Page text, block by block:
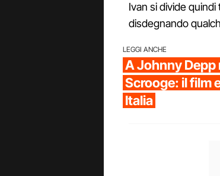
Ivan si divide
disdegnando
LEGGI ANCHE
A Johnny Depp
Scrooge: il film
Italia